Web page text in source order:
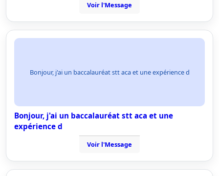
Voir l'Message
Bonjour, j'ai un baccalauréat stt aca et une expérience d
Bonjour, j'ai un baccalauréat stt aca et une
expérience d
Voir l'Message